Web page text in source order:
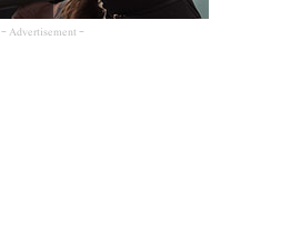
- Advertisement -